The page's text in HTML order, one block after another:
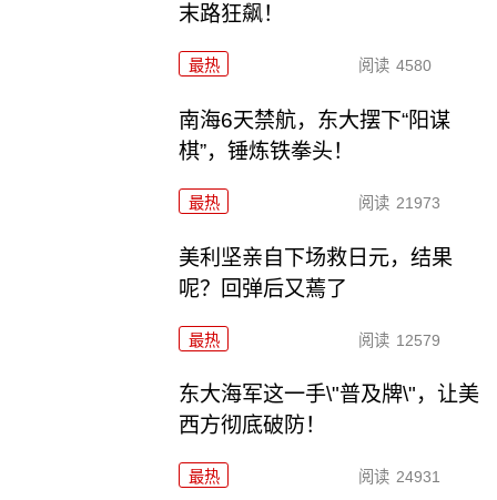
末路狂飙！
最热 阅读 4580
南海6天禁航，东大摆下“阳谋
棋”，锤炼铁拳头！
最热 阅读 21973
美利坚亲自下场救日元，结果
呢？回弹后又蔫了
最热 阅读 12579
东大海军这一手\"普及牌\"，让美
西方彻底破防！
最热 阅读 24931